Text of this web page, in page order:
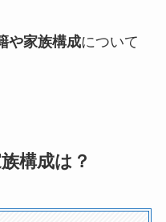
や家族構成について
構成は？